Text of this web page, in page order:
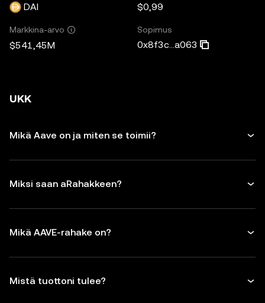
DAI $0,99
Markkina-arvo
$541,45M
Sopimus
0x8f3c...a063
UKK
Mikä Aave on ja miten se toimii?
Miksi saan aRahakkeen?
Mikä AAVE-rahake on?
Mistä tuottoni tulee?